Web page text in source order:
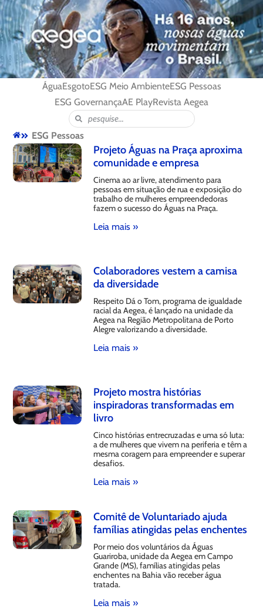
ÁguaEsgotoESG Meio AmbienteESG Pessoas
ESG GovernançaAE PlayRevista Aegea
ESG Pessoas
Projeto Águas na Praça aproxima
comunidade e empresa
Cinema ao ar livre, atendimento para
pessoas em situação de rua e exposição do
trabalho de mulheres empreendedoras
fazem o sucesso do Águas na Praça.
Leia mais »
Colaboradores vestem a camisa
da diversidade
Respeito Dá o Tom, programa de igualdade
racial da Aegea, é lançado na unidade da
Aegea na Região Metropolitana de Porto
Alegre valorizando a diversidade.
Leia mais »
Projeto mostra histórias
inspiradoras transformadas em
livro
Cinco histórias entrecruzadas e uma só luta:
a de mulheres que vivem na periferia e têm a
mesma coragem para empreender e superar
desafios.
Leia mais »
Comitê de Voluntariado ajuda
famílias atingidas pelas enchentes
Por meio dos voluntários da Águas
Guariroba, unidade da Aegea em Campo
Grande (MS), famílias atingidas pelas
enchentes na Bahia vão receber água
tratada.
Leia mais »